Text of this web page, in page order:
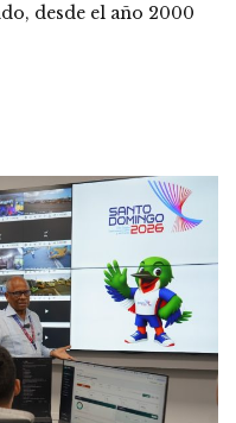
desde el año 2000